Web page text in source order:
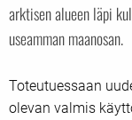
arktisen alueen läpi
useamman maanosan.
Toteutuessaan
olevan valmis